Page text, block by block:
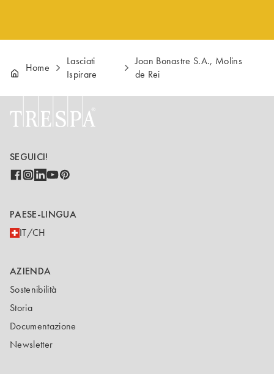
Home
Lasciati
Ispirare
Joan Bonastre S.A., Molins
de Rei
SEGUICI!
PAESE-LINGUA
IT/CH
AZIENDA
Sostenibilità
Storia
Documentazione
Newsletter